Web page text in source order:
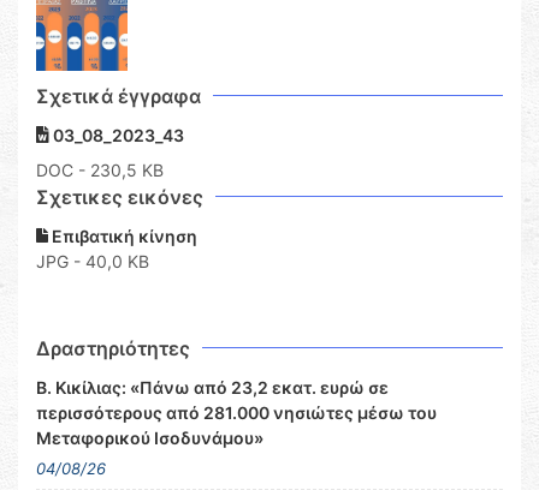
Σχετικά έγγραφα
03_08_2023_43
DOC - 230,5 KB
Σχετικες εικόνες
Επιβατική κίνηση
JPG - 40,0 KB
Δραστηριότητες
Β. Κικίλιας: «Πάνω από 23,2 εκατ. ευρώ σε
περισσότερους από 281.000 νησιώτες μέσω του
Μεταφορικού Ισοδυνάμου»
04/08/26